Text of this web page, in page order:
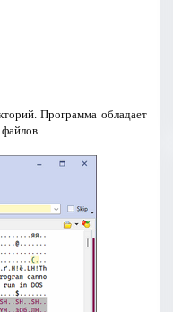
Программа обладает